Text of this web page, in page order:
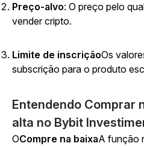
Preço-alvo: O preço pelo
vender cripto.
Limite de inscriçãoOs
subscrição para o produto
Entendendo Comprar
alta no Bybit
OCompre na baixaA função